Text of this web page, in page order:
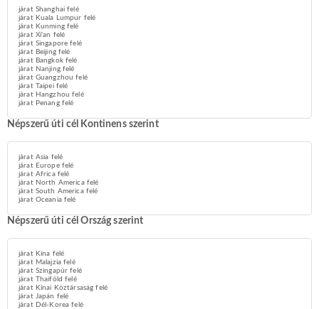
járat Shanghai felé
járat Kuala Lumpur felé
járat Kunming felé
járat Xi'an felé
járat Singapore felé
járat Beijing felé
járat Bangkok felé
járat Nanjing felé
járat Guangzhou felé
járat Taipei felé
járat Hangzhou felé
járat Penang felé
Népszerű úti cél Kontinens szerint
járat Asia felé
járat Europe felé
járat Africa felé
járat North America felé
járat South America felé
járat Oceania felé
Népszerű úti cél Ország szerint
járat Kína felé
járat Malajzia felé
járat Szingapúr felé
járat Thaiföld felé
járat Kínai Köztársaság felé
járat Japán felé
járat Dél-Korea felé